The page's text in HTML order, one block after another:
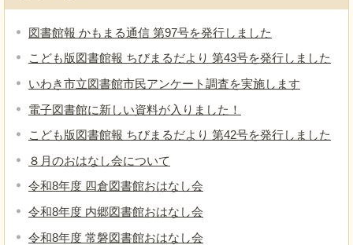
図書館報 かもまる通信 第97号を発行しました
こども版図書館報 ちびまるだより 第43号を発行しました
いわき市立図書館市民アンケート調査を実施します
電子図書館に新しい資料が入りました！
こども版図書館報 ちびまるだより 第42号を発行しました
８月のおはなし会について
令和8年度 四倉図書館おはなし会
令和8年度 内郷図書館おはなし会
令和8年度 常磐図書館おはなし会